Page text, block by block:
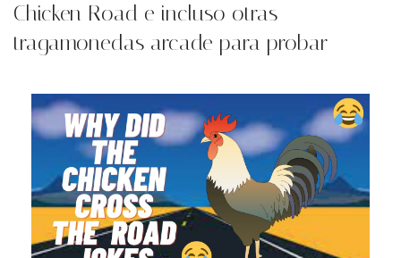
Chicken Road e incluso otras
tragamonedas arcade para probar